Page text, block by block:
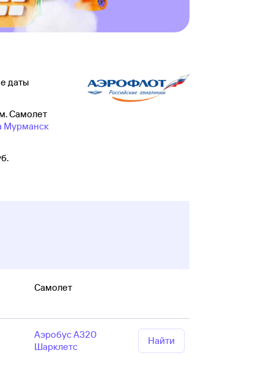
даты
Самолет
Мурманск
Самолет
Аэробус А320
Шарклетс
Найти